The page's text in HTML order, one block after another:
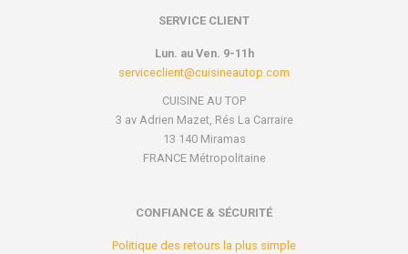
SERVICE CLIENT
Lun. au Ven. 9-11h
serviceclient@cuisineautop.com
CUISINE AU TOP
3 av Adrien Mazet, Rés La Carraire
13 140 Miramas
FRANCE Métropolitaine
CONFIANCE & SÉCURITÉ
Politique des retours la plus simple